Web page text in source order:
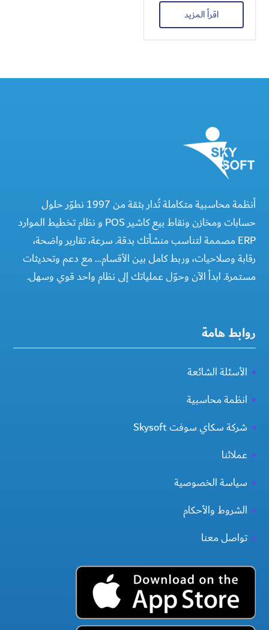
اقرأ المزيد
أنظمة محاسبية متكاملة تُدار بثقة من 1997 نطوّر حلول
حسابات ومخازن ونقاط بيع كاشير POS و نظام تخطيط الموارد
ERP مصممة لتناسب منشأتك بدقة. سرعة، تقارير واضحة،
رقابة وصلاحيات، وربط كامل بين الأقسام… مع دعم وتحديثات
مستمرة. ابدأ الآن وحوّل عملياتك إلى نظام واحد قوي وسهل.
روابط هامة
الأسئلة الشائعة
انظمة محاسبية
شركة سكاي سوفت Skysoft
عملائنا
سياسة الخصوصية
الشروط والأحكام
تواصل معنا